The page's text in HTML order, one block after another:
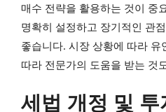
매수 전략을 활용하는 것이 중
명확히 설정하고 장기적인 관
좋습니다. 시장 상황에 따라 유
따라 전문가의 도움을 받는 것
세법 개정 및